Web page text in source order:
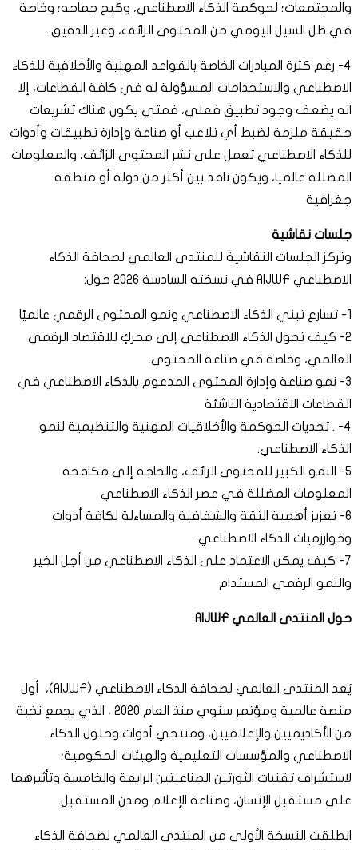
والمجتمعات؛ لحوكمة الذكاء الاصطناعي، وكبح جماحه؛ وخاصة
في ظل السيل اليومي من المحتوى الزائف، وغير الدقيق.
4- رغم كثرة المبادرات الخاصة بالقواعد المهنية والأخلاقية للذكاء
الاصطناعي والاستخدامات المسؤولة له في كافة القطاعات، إلا
انه يضعف وجود تطبيق فعلي، فمتي يكون هناك تشريعات
حقيقة ملزمة لضبط أي تلاعب أو صناعة وإدارة تطبيقات وأدوات
للذكاء الاصطناعي تعمل على نشر المحتوى الزائف، والمعلومات
المضللة عالميا، ويكون نافذ بين أكثر من دولة أو منطقة
جغرافية
جلسات نقاشية
وتركز الجلسات النقاشية للمنتدى العالمي لصحافة الذكاء
الاصطناعي AIJWF في نسخته السادسة 2026 حول:
1- تسارع تبني الذكاء الاصطناعي ونمو المحتوى الرقمي عالميًا
2- كيف تحول الذكاء الاصطناعي إلى محركٍ للاقتصاد الرقمي
العالمي، وخاصة في صناعة المحتوى.
3- نمو صناعة وإدارة المحتوى المدعوم بالذكاء الاصطناعي في
القطاعات الاقتصادية الناشئة
4- . تحديات الحوكمة والأخلاقيات المهنية والتنظيمية لنمو
الذكاء الاصطناعي.
5- النمو الكبير للمحتوى الزائف، والحاجة إلى مكافحة
المعلومات المضللة في عصر الذكاء الاصطناعي
6- تعزيز أهمية الثقة والشفافية والمساءلة لكافة أدوات
وخوارزميات الذكاء الاصطناعي.
7- كيف يمكن الاعتماد على الذكاء الاصطناعي من أجل الخير
والنمو الرقمي المستدام
حول المنتدى العالمي AIJWF
يُعد المنتدى العالمي لصحافة الذكاء الاصطناعي (AIJWF)، أول
منصة عالمية ومؤتمر سنوي منذ العام 2020 ، الذي يجمع نخبة
من الأكاديميين والإعلاميين، ومنتجي أدوات وحلول الذكاء
الاصطناعي والمؤسسات التعليمية والهيئات الحكومية؛
لاستشراف تقنيات الثورتين الصناعيتين الرابعة والخامسة وتأثيرهما
على مستقبل الإنسان، وصناعة الإعلام ومدن المستقبل.
انطلقت النسخة الأولى من المنتدى العالمي لصحافة الذكاء